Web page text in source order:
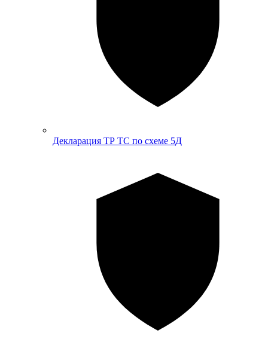
Декларация ТР ТС по схеме 5Д